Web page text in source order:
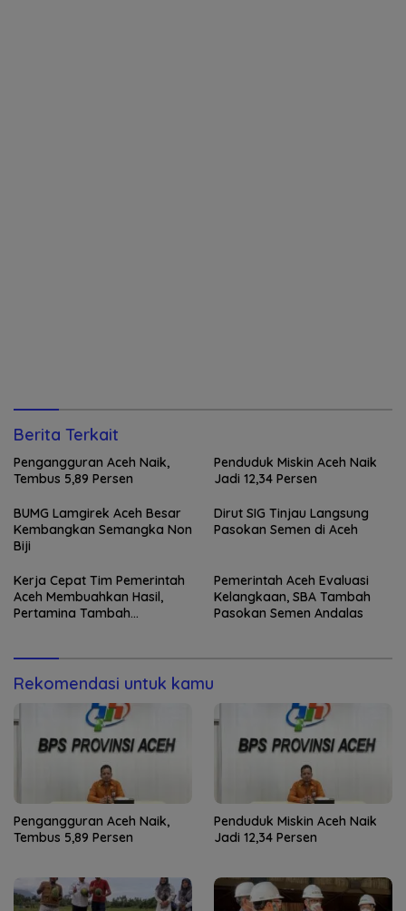
Berita Terkait
Pengangguran Aceh Naik,
Tembus 5,89 Persen
Penduduk Miskin Aceh Naik
Jadi 12,34 Persen
BUMG Lamgirek Aceh Besar
Kembangkan Semangka Non
Biji
Dirut SIG Tinjau Langsung
Pasokan Semen di Aceh
Kerja Cepat Tim Pemerintah
Aceh Membuahkan Hasil,
Pertamina Tambah
Pemerintah Aceh Evaluasi
Kelangkaan, SBA Tambah
Pasokan Semen Andalas
Rekomendasi untuk kamu
Pengangguran Aceh Naik,
Tembus 5,89 Persen
Penduduk Miskin Aceh Naik
Jadi 12,34 Persen